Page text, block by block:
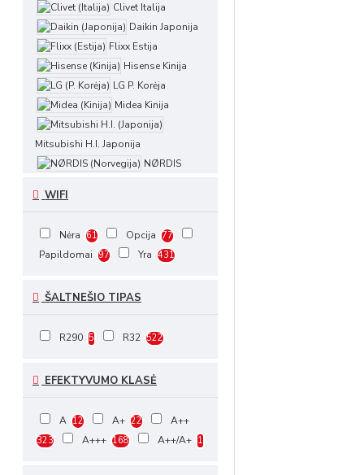
Clivet Italija
Daikin Japonija
Flixx Estija
Hisense Kinija
LG P. Korėja
Midea Kinija
Mitsubishi H.I. Japonija
NØRDIS
Panasonic Japonija
Sinclair Čekija
TCL Kinija
Gree Kinija
Samsung P.
WIFI
Nėra 61 Opcija 77
Papildomai 97 Yra 431
ŠALTNEŠIO TIPAS
R290 5 R32 522
EFEKTYVUMO KLASĖ
A 12 A+ 22 A++
323 A+++ 168 A++/A+ 1